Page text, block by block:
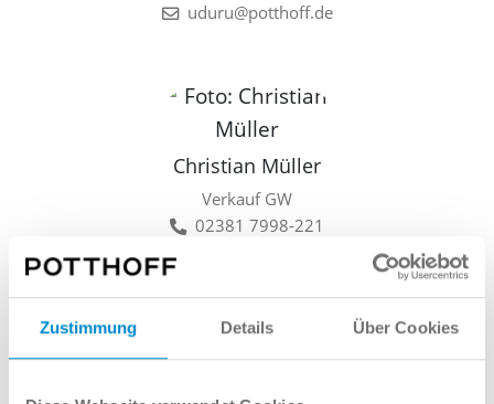
Zustimmung Details Über Cookies
uduru@potthoff.de
Christian Müller
Verkauf GW
02381 7998-221